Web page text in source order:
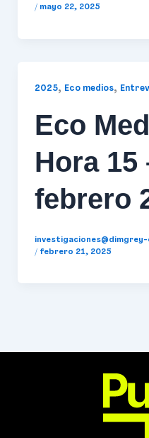
/ mayo 22, 2025
2025, Eco medios,
Eco
Hora 15
febrero
/ febrero 21, 2025